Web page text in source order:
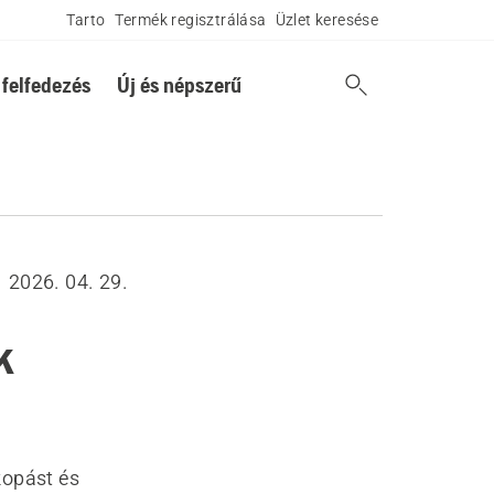
Tarto Termék regisztrálása Üzlet keresése
Új és népszerű
2026. 04. 29.
és